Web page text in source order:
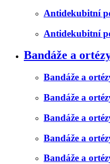
Antidekubitní
Antidekubitní
Bandáže a
Bandáže a
Bandáže a
Bandáže a
Bandáže a
Bandáže a